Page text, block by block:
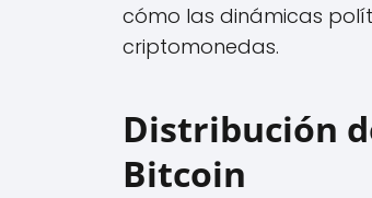
cómo las dinámicas
criptomonedas.
Distribución
Bitcoin